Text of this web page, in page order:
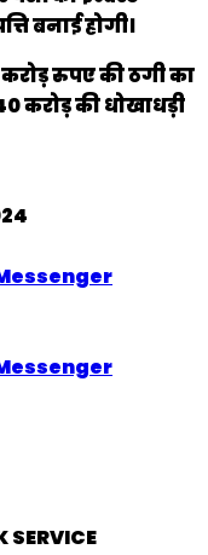
बनाई होगी।
रुपए की ठगी का
करोड़ की धोखाधड़ी
SERVICE